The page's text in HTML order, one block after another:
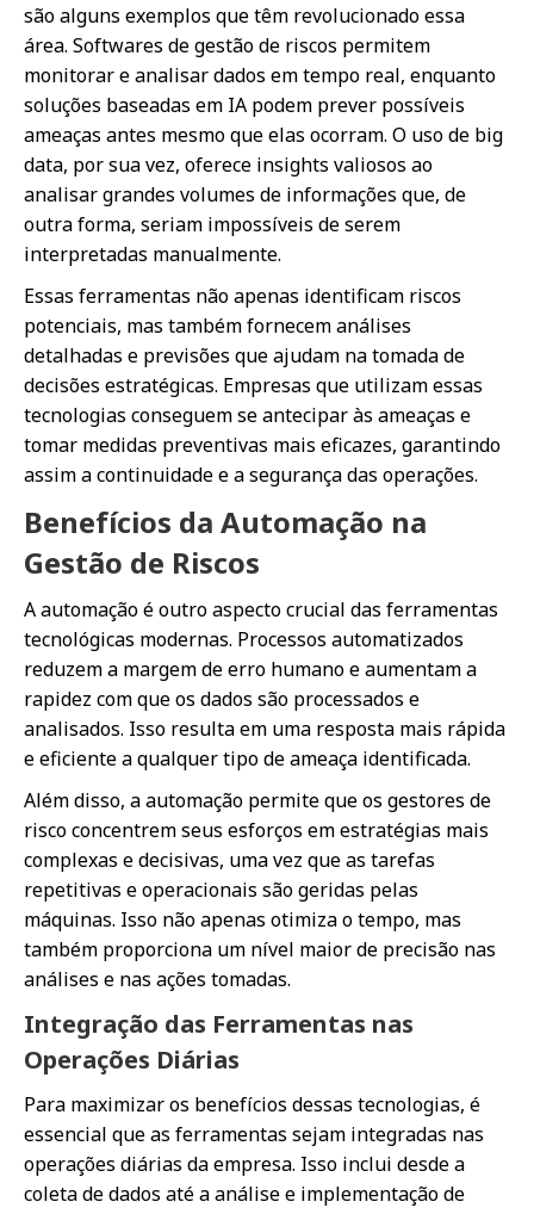
são alguns exemplos que têm revolucionado essa
área. Softwares de gestão de riscos permitem
monitorar e analisar dados em tempo real, enquanto
soluções baseadas em IA podem prever possíveis
ameaças antes mesmo que elas ocorram. O uso de big
data, por sua vez, oferece insights valiosos ao
analisar grandes volumes de informações que, de
outra forma, seriam impossíveis de serem
interpretadas manualmente.
Essas ferramentas não apenas identificam riscos
potenciais, mas também fornecem análises
detalhadas e previsões que ajudam na tomada de
decisões estratégicas. Empresas que utilizam essas
tecnologias conseguem se antecipar às ameaças e
tomar medidas preventivas mais eficazes, garantindo
assim a continuidade e a segurança das operações.
Benefícios da Automação na
Gestão de Riscos
A automação é outro aspecto crucial das ferramentas
tecnológicas modernas. Processos automatizados
reduzem a margem de erro humano e aumentam a
rapidez com que os dados são processados e
analisados. Isso resulta em uma resposta mais rápida
e eficiente a qualquer tipo de ameaça identificada.
Além disso, a automação permite que os gestores de
risco concentrem seus esforços em estratégias mais
complexas e decisivas, uma vez que as tarefas
repetitivas e operacionais são geridas pelas
máquinas. Isso não apenas otimiza o tempo, mas
também proporciona um nível maior de precisão nas
análises e nas ações tomadas.
Integração das Ferramentas nas
Operações Diárias
Para maximizar os benefícios dessas tecnologias, é
essencial que as ferramentas sejam integradas nas
operações diárias da empresa. Isso inclui desde a
coleta de dados até a análise e implementação de